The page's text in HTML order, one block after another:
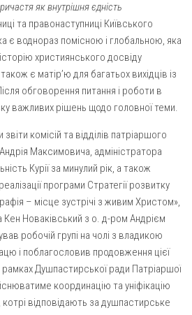
як внутрішня єдність
та правонаступниці Київського
є воднораз помісною і глобальною, яка
християнського досвіду
є матір’ю для багатьох вихідців із
обговорення питання і роботи в
важливих рішень щодо головної теми.
комісій та відділів патріаршого
Максимовича, адміністратора
Курії за минулий рік, а також
програми Стратегії розвитку
– місце зустрічі з живим Христом»,
Новаківський з о. д-ром Андрієм
робочій групі на чолі з владикою
і поблагословив продовження цієї
рамках Душпастирської ради Патріаршої
координацію та уніфікацію
котрі відповідають за душпастирське